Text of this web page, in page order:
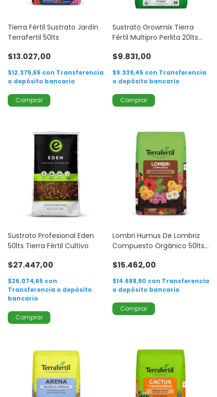
Tierra Fértil Sustrato Jardín
Terrafertil 50lts
$13.027,00
$12.375,65 con Transferencia
o depósito bancario
Sustrato Growmix Tierra
Fértil Multipro Perlita 20lts
$9.831,00
$9.339,45 con Transferencia
o depósito bancario
Sustrato Profesional Eden
50lts Tierra Fértil Cultivo
$27.447,00
$26.074,65 con
Transferencia o depósito
bancario
Lombri Humus De Lombriz
Compuesto Orgánico 50lts
$15.462,00
$14.688,90 con Transferencia
o depósito bancario